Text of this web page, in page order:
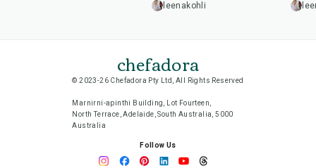
leenakohli
chefadora
© 2023-26 Chefadora Pty Ltd, All Rights Reserved
Marnirni-apinthi Building, Lot Fourteen,
North Terrace, Adelaide, South Australia, 5000
Australia
Follow Us